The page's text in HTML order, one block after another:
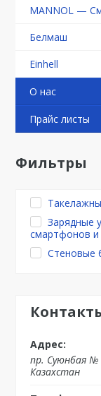
MANNOL —
Белмаш
Einhell
О нас
Прайс листы
Фильтры
Зарядные
смартфонов
Стеновые
пр. Суюнбая №
Казахстан